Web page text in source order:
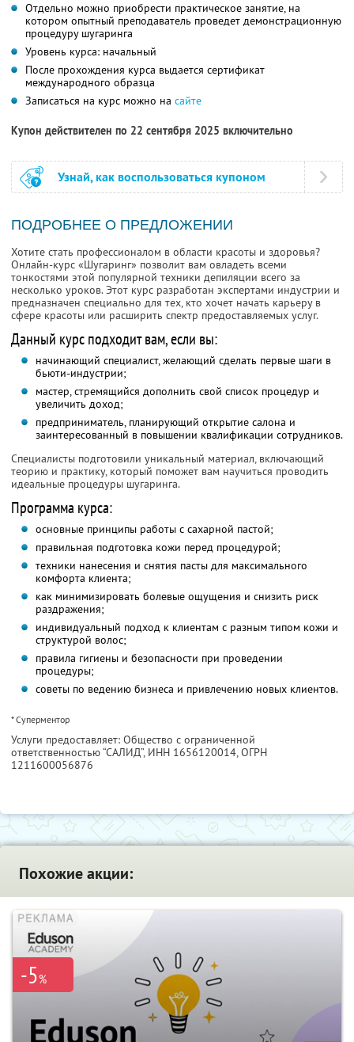
Отдельно можно приобрести практическое занятие, на
котором опытный преподаватель проведет демонстрационную
процедуру шугаринга
Уровень курса: начальный
После прохождения курса выдается сертификат
международного образца
Записаться на курс можно на сайте
Купон действителен по 22 сентября 2025 включительно
Узнай, как воспользоваться купоном
ПОДРОБНЕЕ О ПРЕДЛОЖЕНИИ
Хотите стать профессионалом в области красоты и здоровья?
Онлайн-курс «Шугаринг» позволит вам овладеть всеми
тонкостями этой популярной техники депиляции всего за
несколько уроков. Этот курс разработан экспертами индустрии и
предназначен специально для тех, кто хочет начать карьеру в
сфере красоты или расширить спектр предоставляемых услуг.
Данный курс подходит вам, если вы:
начинающий специалист, желающий сделать первые шаги в
бьюти-индустрии;
мастер, стремящийся дополнить свой список процедур и
увеличить доход;
предприниматель, планирующий открытие салона и
заинтересованный в повышении квалификации сотрудников.
Специалисты подготовили уникальный материал, включающий
теорию и практику, который поможет вам научиться проводить
идеальные процедуры шугаринга.
Программа курса:
основные принципы работы с сахарной пастой;
правильная подготовка кожи перед процедурой;
техники нанесения и снятия пасты для максимального
комфорта клиента;
как минимизировать болевые ощущения и снизить риск
раздражения;
индивидуальный подход к клиентам с разным типом кожи и
структурой волос;
правила гигиены и безопасности при проведении
процедуры;
советы по ведению бизнеса и привлечению новых клиентов.
* Суперментор
Услуги предоставляет: Общество с ограниченной
ответственностью “САЛИД”, ИНН 1656120014, ОГРН
1211600056876
Похожие акции:
-5%